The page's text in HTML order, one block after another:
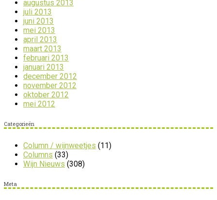
augustus 2013
juli 2013
juni 2013
mei 2013
april 2013
maart 2013
februari 2013
januari 2013
december 2012
november 2012
oktober 2012
mei 2012
Categorieën
Column / wijnweetjes (11)
Columns (33)
Wijn Nieuws (308)
Meta